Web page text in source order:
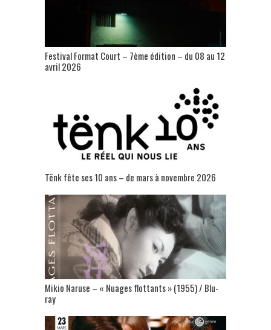
Festival Format Court – 7ème édition – du 08 au 12
avril 2026
Tënk fête ses 10 ans – de mars à novembre 2026
Mikio Naruse – « Nuages flottants » (1955) / Blu-
ray